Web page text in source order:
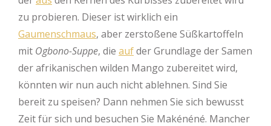
zu probieren. Dieser ist wirklich ein
Gaumenschmaus, aber zerstoßene Süßkartoffeln
mit Ogbono-Suppe, die aufder Grundlage der Samen
der afrikanischen wilden Mango zubereitet wird,
könnten wir nun auch nicht ablehnen. Sind Sie
bereit zu speisen? Dann nehmen Sie sich bewusst
Zeit für sich und besuchen Sie Makénéné. Mancher